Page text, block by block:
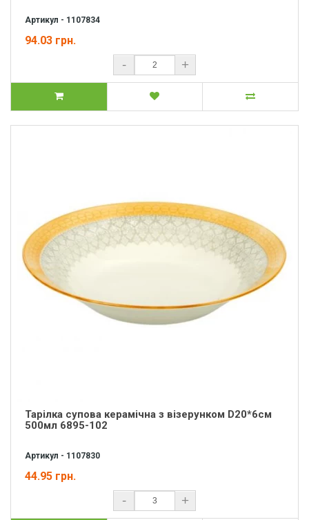
Артикул - 1107834
94.03 грн.
- +
Тарілка супова керамічна з візерунком D20*6cм
500мл 6895-102
Артикул - 1107830
44.95 грн.
- +